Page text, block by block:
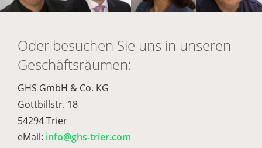
Oder besuchen Sie uns in unseren
Geschäftsräumen:
GHS GmbH & Co. KG
Gottbillstr. 18
54294 Trier
eMail: info@ghs-trier.com